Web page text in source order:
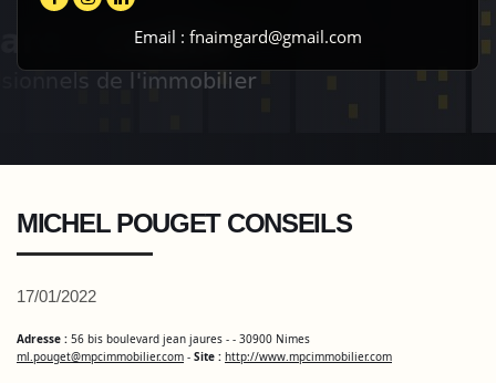
Email : fnaimgard@gmail.com
MICHEL POUGET CONSEILS
17/01/2022
Adresse : 56 bis boulevard jean jaures - - 30900 Nimes
ml.pouget@mpcimmobilier.com - Site : http://www.mpcimmobilier.com